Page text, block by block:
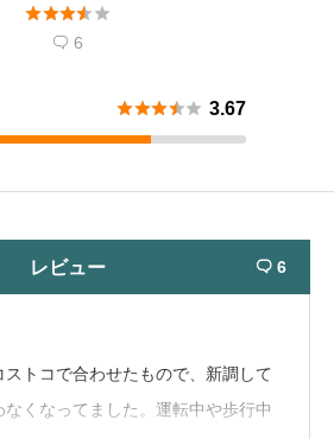

 6
 3.67
レビュー  6
トコで合わせたもので、新調して
くなってました。運転中や歩行中